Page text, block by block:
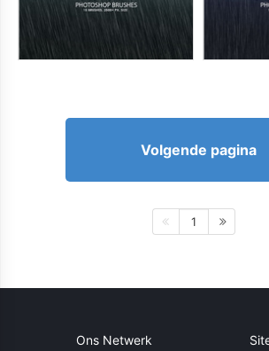
Volgende pagina
1
Ons Netwerk